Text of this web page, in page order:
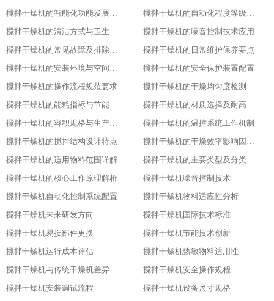
搅拌干燥机的智能化功能发展趋势​
搅拌干燥机的自动化程度等级划分​
搅拌干燥机的清洁方式与卫生标准
搅拌干燥机的噪音控制技术应用​
搅拌干燥机的常见故障及排除方法​
搅拌干燥机的日常维护保养要点​
搅拌干燥机的安装环境与空间要求​
搅拌干燥机的安全保护装置配置​
搅拌干燥机的操作流程规范要求​
搅拌干燥机的干燥均匀度检测方法​
搅拌干燥机的能耗指标与节能设计​
搅拌干燥机的材质选择及耐高温性能​
搅拌干燥机的容积规格与生产需求匹配​
搅拌干燥机的温控系统工作机制
搅拌干燥机的搅拌结构设计特点​
搅拌干燥机的干燥效率影响因素分析​
搅拌干燥机的适用物料范围详解​
搅拌干燥机的主要类型及分类标准​
搅拌干燥机的核心工作原理解析​
搅拌干燥机噪音控制技术
搅拌干燥机自动化控制系统配置
搅拌干燥机物料适应性分析
搅拌干燥机未来研发方向
搅拌干燥机国际技术标准
搅拌干燥机易损部件更换
搅拌干燥机节能技术创新
搅拌干燥机运行成本评估
搅拌干燥机热敏物料适用性
搅拌干燥机与传统干燥机差异
搅拌干燥机安全操作规程
搅拌干燥机安装调试流程
搅拌干燥机设备尺寸规格